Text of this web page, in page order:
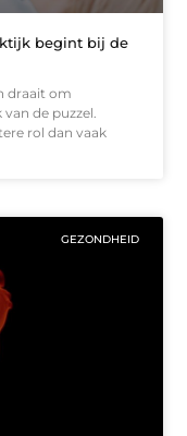
begint bij de
draait om
de puzzel.
rol dan vaak
GEZONDHEID